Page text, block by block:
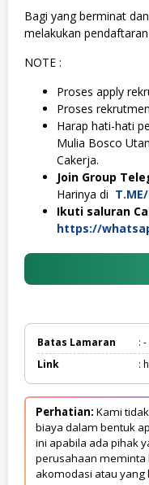
Bagi yang berminat
melakukan
NOTE :
Proses apply
Proses
Harap hati-hati
Mulia Bosco
Cakerja.
Join Group
Harinya di T.ME/
Ikuti saluran
https://
Batas Lamaran
: -
Link
:
Perhatian: Kami
biaya dalam bentuk
ini apabila ada pihak
perusahaan meminta
akomodasi atau yang